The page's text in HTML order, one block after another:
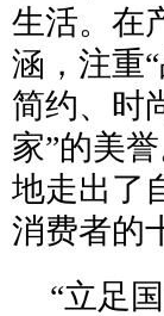
生活。在
涵，注重
简约、时
家”的美
地走出了
消费者的
“立足